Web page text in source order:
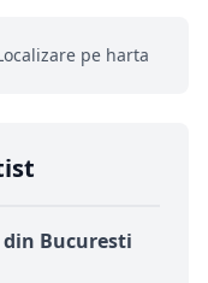
pe harta
Bucuresti